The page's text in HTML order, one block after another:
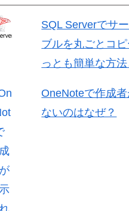
SQL Serverでサ
ブルを丸ごとコ
っとも簡単な方法
OneNoteで作成
ないのはなぜ？